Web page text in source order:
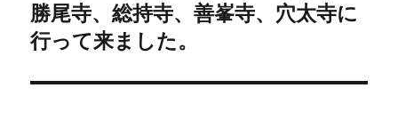
ー
シ
次
の
稿:
勝尾寺、総持寺、善峯寺、穴太寺に
行って来ました。